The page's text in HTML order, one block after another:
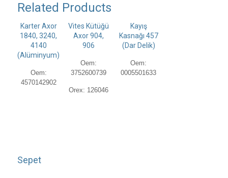
Related Products
Karter Axor
1840, 3240,
4140
(Alüminyum)
Oem:
4570142902
Vites Kütüğü
Axor 904,
906
Oem:
3752600739
Orex: 126046
Kayış
Kasnağı 457
(Dar Delik)
Oem:
0005501633
Sepet